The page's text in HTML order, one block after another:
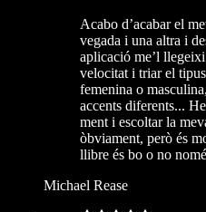
Acabo d’acabar el
vegada i una altra i
aplicació me’l
velocitat i triar el
femenina o
accents diferents...
ment i escoltar la
òbviament, però és
llibre és bo o no
Michael Rease